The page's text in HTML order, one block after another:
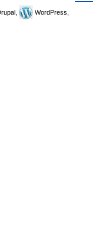
WordPress,